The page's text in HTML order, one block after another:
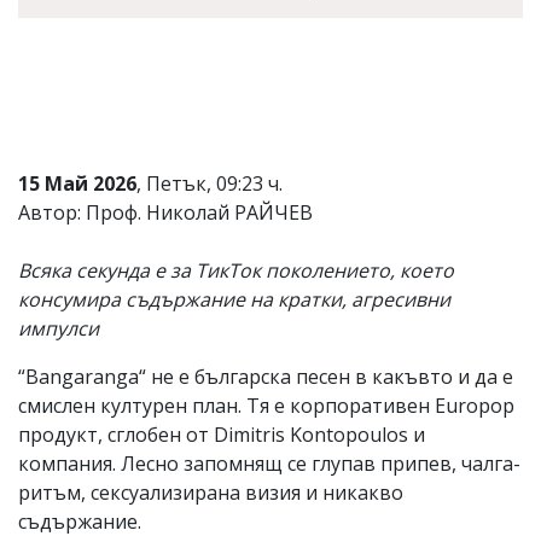
15 Май 2026, Петък, 09:23 ч.
Автор: Проф. Николай РАЙЧЕВ
Всяка секунда е за ТикТок поколението, което
консумира съдържание на кратки, агресивни
импулси
“Bangaranga“ не е българска песен в какъвто и да е
смислен културен план. Тя е корпоративен Europop
продукт, сглобен от Dimitris Kontopoulos и
компания. Лесно запомнящ се глупав припев, чалга-
ритъм, сексуализирана визия и никакво
съдържание.